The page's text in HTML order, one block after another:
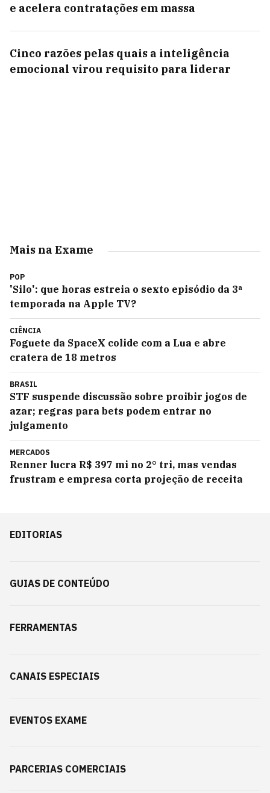
e acelera contratações em massa
Cinco razões pelas quais a inteligência
emocional virou requisito para liderar
Mais na Exame
POP
'Silo': que horas estreia o sexto episódio da 3ª
temporada na Apple TV?
CIÊNCIA
Foguete da SpaceX colide com a Lua e abre
cratera de 18 metros
BRASIL
STF suspende discussão sobre proibir jogos de
azar; regras para bets podem entrar no
julgamento
MERCADOS
Renner lucra R$ 397 mi no 2° tri, mas vendas
frustram e empresa corta projeção de receita
EDITORIAS
GUIAS DE CONTEÚDO
FERRAMENTAS
CANAIS ESPECIAIS
EVENTOS EXAME
PARCERIAS COMERCIAIS